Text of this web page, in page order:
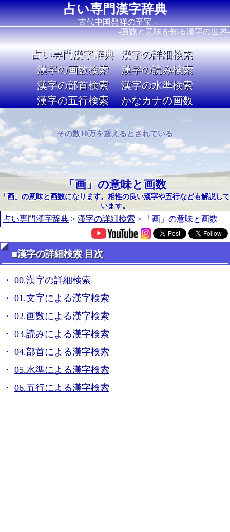
占い専門漢字辞典
- 古代中国発祥の至宝 -
-画数と意味を知る漢字の世界-
占い専門漢字辞典
漢字の詳細検索
漢字の画数検索
漢字の読み検索
漢字の部首検索
漢字の水準検索
漢字の五行検索
かなカナの画数
Image 02
その数10万を超えるとされている
「画」の意味と画数
「画」の意味と画数になります。相性の良い漢字や五行なども解説して
います。
占い専門漢字辞典 > 漢字の詳細検索 > 「画」の意味と画数
■漢字の詳細検索 目次
00.漢字の詳細検索
01.文字による漢字検索
02.画数による漢字検索
03.読みによる漢字検索
04.部首による漢字検索
05.水準による漢字検索
06.五行による漢字検索